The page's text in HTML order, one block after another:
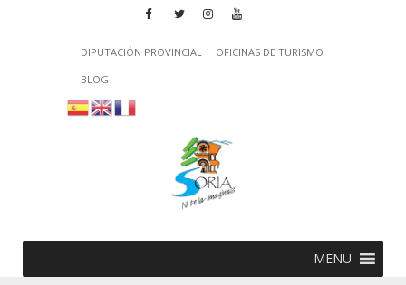
DIPUTACIÓN PROVINCIAL
OFICINAS DE TURISMO
BLOG
MENU